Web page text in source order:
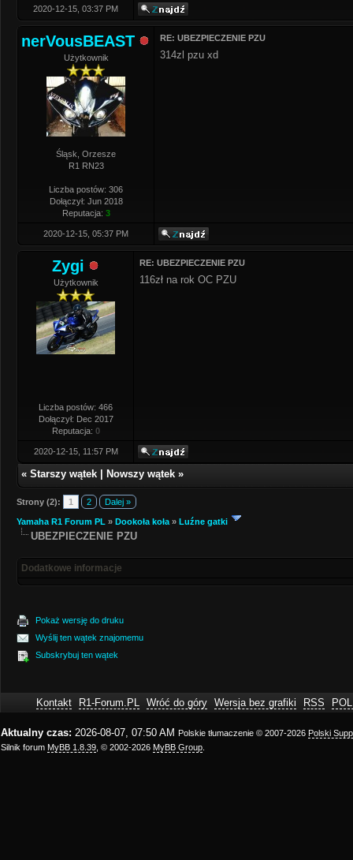
2020-12-15, 03:37 PM
nerVousBEAST
Użytkownik
Śląsk, Orzesze
R1 RN23
Liczba postów: 306
Dołączył: Jun 2018
Reputacja: 3
RE: UBEZPIECZENIE PZU
314zl pzu xd
2020-12-15, 05:37 PM
Zygi
Użytkownik
Liczba postów: 466
Dołączył: Dec 2017
Reputacja: 0
RE: UBEZPIECZENIE PZU
116zł na rok OC PZU
2020-12-15, 11:57 PM
« Starszy wątek Nowszy wątek »
Strony (2): 1 2 Dalej »
Yamaha R1 Forum PL » Dookoła koła » Luźne gatki
UBEZPIECZENIE PZU
Dodatkowe informacje
Pokaż wersję do druku
Wyślij ten wątek znajomemu
Subskrybuj ten wątek
Kontakt R1-Forum.PL Wróć do góry Wersja bez grafiki RSS
Aktualny czas: 2026-08-07, 07:50 AM Polskie tłumaczenie © 2007-2026 Polski
Silnik forum MyBB 1.8.39 , © 2002-2026 MyBB Group